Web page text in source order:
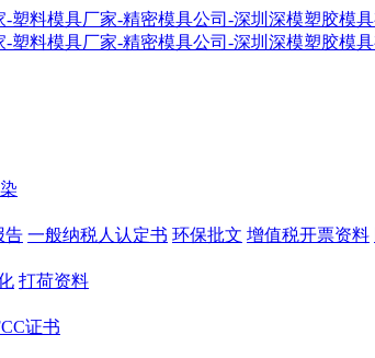
告 一般纳税人认定书 环保批文 增值税开票资料
打荷资料
证书